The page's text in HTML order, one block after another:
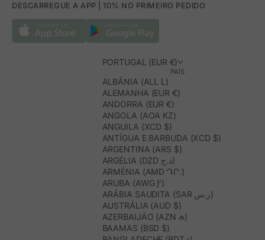
DESCARREGUE A APP | 10% NO PRIMEIRO PEDIDO
PORTUGAL (EUR €)
PAÍS
ALBÂNIA (ALL L)
ALEMANHA (EUR €)
ANDORRA (EUR €)
ANGOLA (AOA KZ)
ANGUILA (XCD $)
ANTÍGUA E BARBUDA (XCD $)
ARGENTINA (ARS $)
ARGÉLIA (DZD د.ج)
ARMÉNIA (AMD ԴՐ.)
ARUBA (AWG Ƒ)
ARÁBIA SAUDITA (SAR ر.س)
AUSTRÁLIA (AUD $)
AZERBAIJÃO (AZN ₼)
BAAMAS (BSD $)